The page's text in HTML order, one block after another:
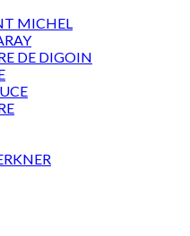
MICHEL
DE DIGOIN